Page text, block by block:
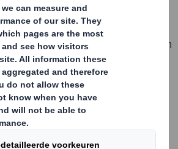
totaaloplossing voor
waaronder inkomende
uitgaande verzendverpakkingen
een innovatieve aanpak die
centraal stelt, werkt DS
vaste kostenstructuur die
en behoeften